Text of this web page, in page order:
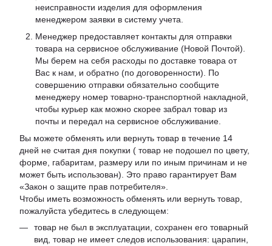
неисправности изделия для оформления
менеджером заявки в систему учета.
Менеджер предоставляет контакты для отправки
товара на сервисное обслуживание (Новой Почтой).
Мы берем на себя расходы по доставке товара от
Вас к нам, и обратно (по договоренности). По
совершению отправки обязательно сообщите
менеджеру номер товарно-транспортной накладной,
чтобы курьер как можно скорее забрал товар из
почты и передал на сервисное обслуживание.
Вы можете обменять или вернуть товар в течение 14
дней не считая дня покупки ( товар не подошел по цвету,
форме, габаритам, размеру или по иным причинам и не
может быть использован). Это право гарантирует Вам
«Закон о защите прав потребителя».
Чтобы иметь возможность обменять или вернуть товар,
пожалуйста убедитесь в следующем:
товар не был в эксплуатации, сохранен его товарный
вид, товар не имеет следов использования: царапин,